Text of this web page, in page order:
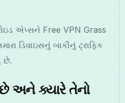
એપ્સને Free VPN Grass
ડિવાઇસનું બાકીનું ટ્રાફિક
છે.
અને ક્યારે તેનો